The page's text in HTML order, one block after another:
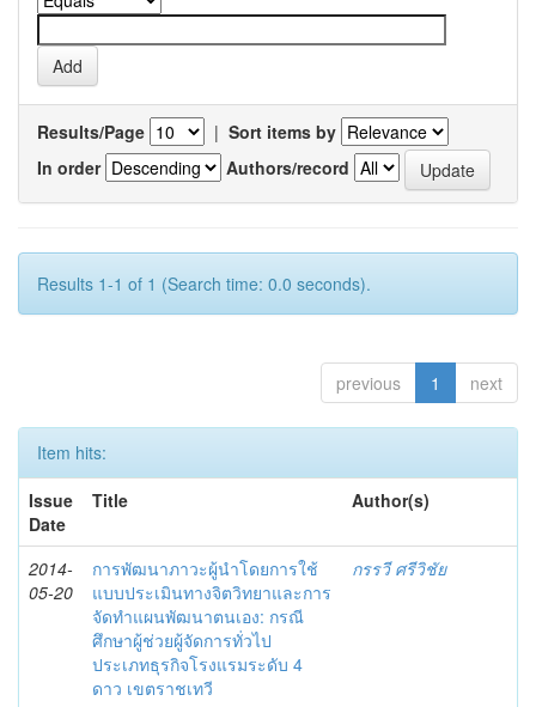
Results/Page | Sort items by
In order
Authors/record
Results 1-1 of 1 (Search time: 0.0 seconds).
previous 1 next
Item hits:
Issue
Date
Title Author(s)
2014-
05-20
การพัฒนาภาวะผู้นำโดยการใช้
แบบประเมินทางจิตวิทยาและการ
จัดทำแผนพัฒนาตนเอง: กรณี
ศึกษาผู้ช่วยผู้จัดการทั่วไป
ประเภทธุรกิจโรงแรมระดับ 4
ดาว เขตราชเทวี
กรรวี ศรีวิชัย